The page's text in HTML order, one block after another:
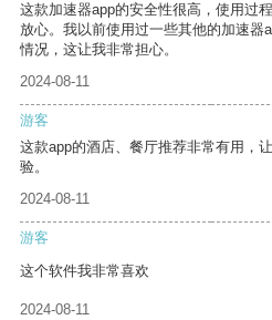
这款加速器app的安全性很高，使用过
放心。我以前使用过一些其他的加速器
情况，这让我非常担心。
2024-08-11
游客
这款app的酒店、餐厅推荐非常有用，
验。
2024-08-11
游客
这个软件我非常喜欢
2024-08-11